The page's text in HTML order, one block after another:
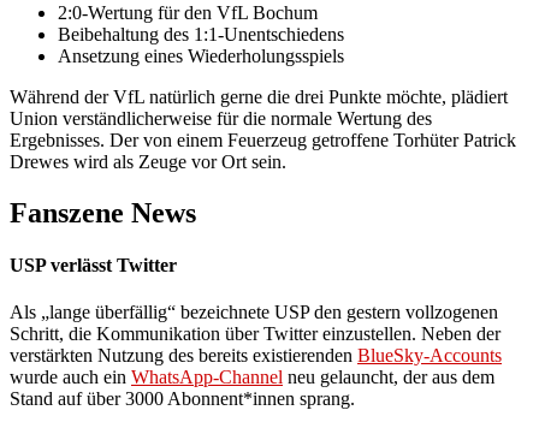
2:0-Wertung für den VfL Bochum
Beibehaltung des 1:1-Unentschiedens
Ansetzung eines Wiederholungsspiels
Während der VfL natürlich gerne die drei Punkte möchte, plädiert
Union verständlicherweise für die normale Wertung des
Ergebnisses. Der von einem Feuerzeug getroffene Torhüter Patrick
Drewes wird als Zeuge vor Ort sein.
Fanszene News
USP verlässt Twitter
Als „lange überfällig“ bezeichnete USP den gestern vollzogenen
Schritt, die Kommunikation über Twitter einzustellen. Neben der
verstärkten Nutzung des bereits existierenden BlueSky-Accounts
wurde auch ein WhatsApp-Channel neu gelauncht, der aus dem
Stand auf über 3000 Abonnent*innen sprang.